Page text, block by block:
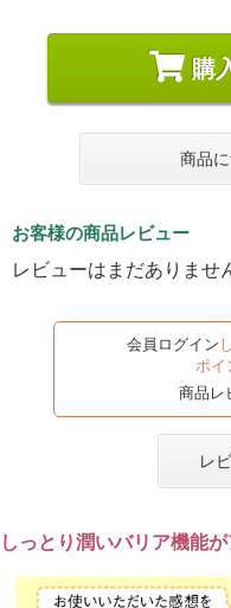
購
商品
お客様の商品レビュー
レビューはまだありませ
会員ログイン
ポイ
商品レ
レ
しっとり潤いバリア機能